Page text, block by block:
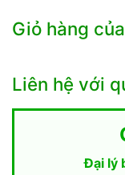
Giỏ hàng
Liên hệ với
Đại lý